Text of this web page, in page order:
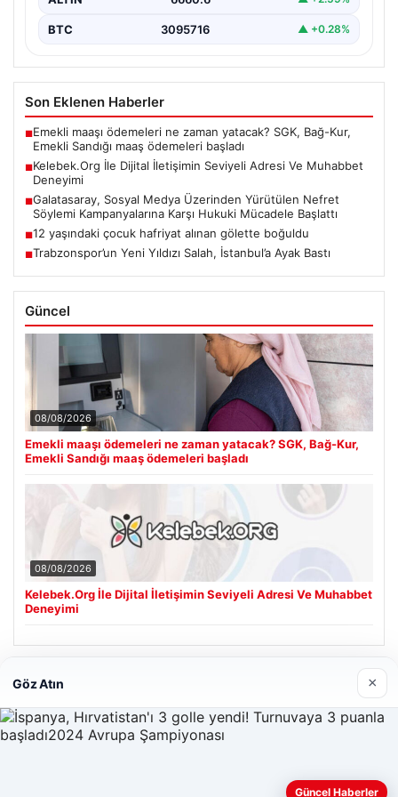
BTC 3095716 ▲ +0.28%
Son Eklenen Haberler
■Emekli maaşı ödemeleri ne zaman yatacak? SGK, Bağ-Kur,
Emekli Sandığı maaş ödemeleri başladı
■Kelebek.Org İle Dijital İletişimin Seviyeli Adresi Ve Muhabbet
Deneyimi
■Galatasaray, Sosyal Medya Üzerinden Yürütülen Nefret
Söylemi Kampanyalarına Karşı Hukuki Mücadele Başlattı
■12 yaşındaki çocuk hafriyat alınan gölette boğuldu
■Trabzonspor’un Yeni Yıldızı Salah, İstanbul’a Ayak Bastı
Güncel
08/08/2026
Emekli maaşı ödemeleri ne zaman yatacak? SGK, Bağ-Kur,
Emekli Sandığı maaş ödemeleri başladı
08/08/2026
Kelebek.Org İle Dijital İletişimin Seviyeli Adresi Ve Muhabbet
Deneyimi
Son Eklenen Firmalar
Göz Atın ×
Güncel Haberler